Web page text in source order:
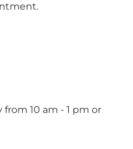
10 am - 1 pm or